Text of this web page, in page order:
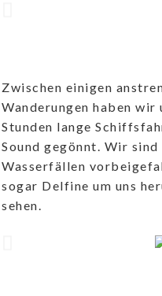
Zwischen einigen
Wanderungen haben wir
Stunden lange
Sound gegönnt. Wir sind
Wasserfällen
sogar Delfine um uns
sehen.